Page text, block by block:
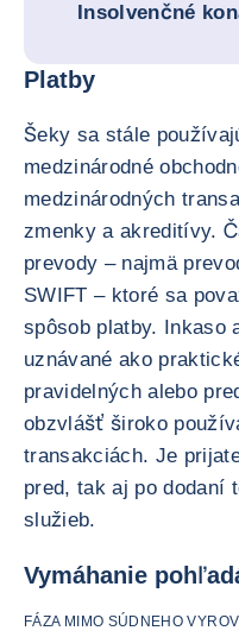
Insolvenčné
Platby
Šeky sa stále
medzinárodné
medzinárodných
zmenky a akreditívy.
prevody – najmä
SWIFT – ktoré sa
spôsob platby. Inkaso
uznávané ako
pravidelných alebo
obzvlášť široko
transakciách. Je
pred, tak aj po dodaní
služieb.
Vymáhanie
FÁZA MIMO SÚDNEHO